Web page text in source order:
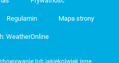
Regulamin Mapa strony
WeatherOnline
lub jakiekolwiek inne